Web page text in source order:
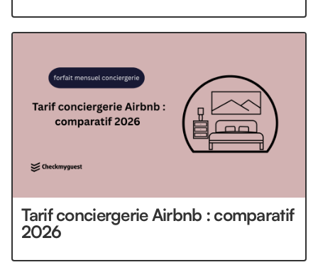
Tarif conciergerie Airbnb : comparatif
2026